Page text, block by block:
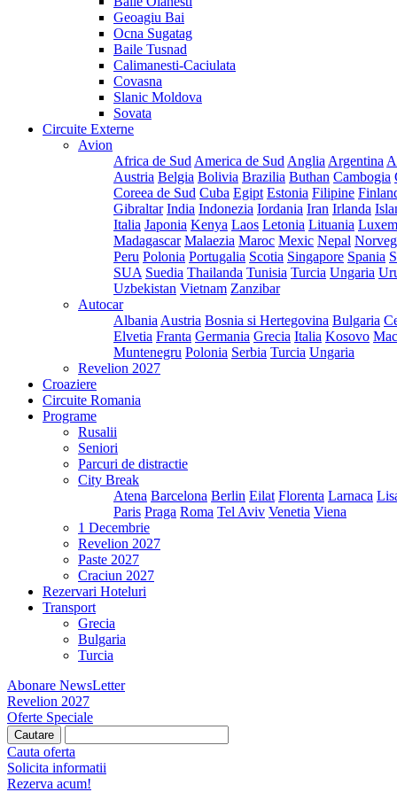
Geoagiu Bai
Ocna Sugatag
Baile Tusnad
Calimanesti-Caciulata
Covasna
Slanic Moldova
Sovata
Circuite Externe
Avion
Africa de Sud America de Sud Anglia Argentina
Austria Belgia Bolivia Brazilia Buthan Cambogia
Coreea de Sud Cuba Egipt Estonia Filipine
Gibraltar India Indonezia Iordania Iran Irlanda
Italia Japonia Kenya Laos Letonia Lituania
Madagascar Malaezia Maroc Mexic Nepal
Peru Polonia Portugalia Scotia Singapore Spania
SUA Suedia Thailanda Tunisia Turcia Ungaria
Uzbekistan Vietnam Zanzibar
Autocar
Albania Austria Bosnia si Hertegovina Bulgaria
Elvetia Franta Germania Grecia Italia Kosovo
Muntenegru Polonia Serbia Turcia Ungaria
Revelion 2027
Croaziere
Circuite Romania
Programe
Rusalii
Seniori
Parcuri de distractie
City Break
Atena Barcelona Berlin Eilat Florenta Larnaca
Paris Praga Roma Tel Aviv Venetia Viena
1 Decembrie
Revelion 2027
Paste 2027
Craciun 2027
Rezervari Hoteluri
Transport
Grecia
Bulgaria
Turcia
Abonare NewsLetter
Revelion 2027
Oferte Speciale
Cauta oferta
Solicita informatii
Rezerva acum!